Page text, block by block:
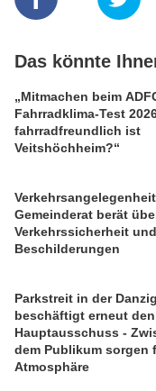
Das könnte
„Mitmachen beim
Fahrradklima-Test
fahrradfreundlich ist
Veitshöchheim?“
Gemeinderat berät
Verkehrssicherheit
Beschilderungen
Parkstreit in der
beschäftigt erneut den
Hauptausschuss -
dem Publikum sorgen
Atmosphäre